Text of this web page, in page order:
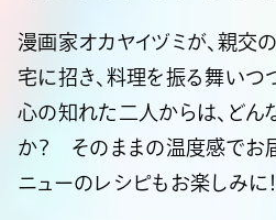
漫画家オカヤイヅミが、親交
宅に招き、料理を振る舞いつ
心の知れた二人からは、どん
か？ そのままの温度感でお
ニューのレシピもお楽しみに！